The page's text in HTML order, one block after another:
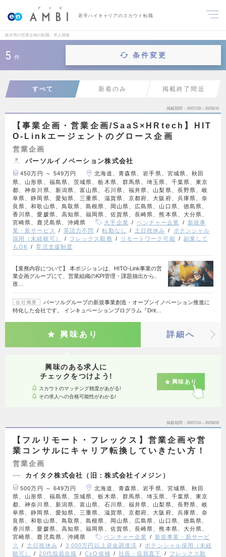
若手ハイキャリアのスカウト転職
栃木県の営業企画の転職・求人情報
5 件 条件変更
すべて 新着のみ 掲載終了間近
掲載期間 26/07/28～26/08/10
【事業企画・営業企画/SaaS×HRtech】HIT
O-Linkエージェントのグロース企画
営業企画
パーソルイノベーション株式会社
450万円 ～ 549万円
北海道、青森県、岩手県、宮城県、秋田
県、山形県、福島県、茨城県、栃木県、群馬県、埼玉県、千葉県、東京
都、神奈川県、新潟県、富山県、石川県、福井県、山梨県、長野県、岐
阜県、静岡県、愛知県、三重県、滋賀県、京都府、大阪府、兵庫県、奈
良県、和歌山県、鳥取県、島根県、岡山県、広島県、山口県、徳島県、
香川県、愛媛県、高知県、福岡県、佐賀県、長崎県、熊本県、大分県、
宮崎県、鹿児島県、沖縄県
大手企業 ベンチャー企業
新規事
業・新サービス
英語力不問 転勤なし 土日祝休み
ポテンシャル
採用（未経験可）
フレックス勤務 リモートワーク可能
副業して
もOK
育児支援制度
【業務内容について】 本ポジションは、HITO-Link事業の営
業企画グループにて、営業組織のKPI管理・課題抽出から、
改…
会社概要
パーソルグループの新規事業創造・オープンイノベーション推進に
特化した会社です。 インキュベーションプログラム『Drit…
興味あり 詳細へ
興味のある求人に
チェックをつけよう!
スカウトのマッチング精度があがる!
その求人への合格可能性がわかる!
興味あり
掲載期間 26/07/24～26/08/06
【フルリモート・フレックス】営業企画や営
業コンサルにキャリア転換していきたい方！
営業企画
カイタク株式会社（旧：株式会社イメジン）
500万円 ～ 649万円
北海道、青森県、岩手県、宮城県、秋田
県、山形県、福島県、茨城県、栃木県、群馬県、埼玉県、千葉県、東京
都、神奈川県、新潟県、富山県、石川県、福井県、山梨県、長野県、岐
阜県、静岡県、愛知県、三重県、滋賀県、京都府、大阪府、兵庫県、奈
良県、和歌山県、鳥取県、島根県、岡山県、広島県、山口県、徳島県、
香川県、愛媛県、高知県、福岡県、佐賀県、長崎県、熊本県、大分県、
宮崎県、鹿児島県、沖縄県
ベンチャー企業
新規事業・新サービ
ス
土日祝休み 3,000万円以上資金調達済
ポテンシャル採用（未経
験可）
20代役員在籍 CxO候補 社長・役員直下
フレックス勤